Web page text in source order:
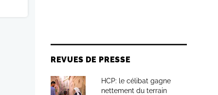
REVUES DE PRESSE
HCP: le célibat gagne
nettement du terrain